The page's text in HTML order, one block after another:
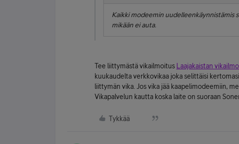
Kaikki modeemin uudelleenkäynnistämis
mikään ei auta.
Tee liittymästä vikailmoitus Laajakaistan
kuukaudelta verkkovikaa joka selittäisi
liittymän vika. Jos vika jää kaapelimodeemiin,
Vikapalvelun kautta koska laite on suoraan
Tykkää